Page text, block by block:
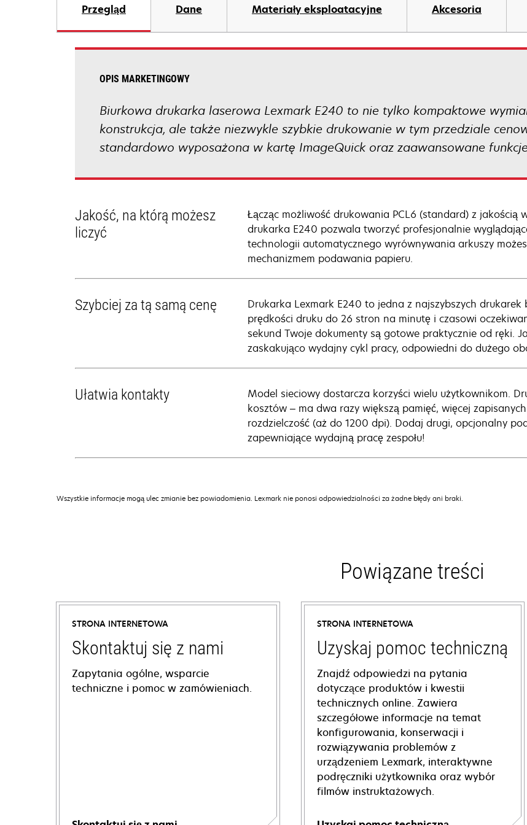
Przegląd Dane Materiały eksploatacyjne Akcesoria
OPIS MARKETINGOWY
Biurkowa drukarka laserowa Lexmark E240 to nie tylko kompaktowe
konstrukcja, ale także niezwykle szybkie drukowanie w tym przedziale
standardowo wyposażona w kartę ImageQuick oraz zaawansowane
Jakość, na którą możesz
liczyć
Łącząc możliwość drukowania PCL6 (standard) z jakością
drukarka E240 pozwala tworzyć profesjonalnie
technologii automatycznego wyrównywania arkuszy
mechanizmem podawania papieru.
Szybciej za tą samą cenę
Drukarka Lexmark E240 to jedna z najszybszych
prędkości druku do 26 stron na minutę i czasowi
sekund Twoje dokumenty są gotowe praktycznie od ręki.
zaskakująco wydajny cykl pracy, odpowiedni do dużego
Ułatwia kontakty
Model sieciowy dostarcza korzyści wielu użytkownikom.
kosztów – ma dwa razy większą pamięć, więcej
rozdzielczość (aż do 1200 dpi). Dodaj drugi, opcjonalny
zapewniające wydajną pracę zespołu!
Wszystkie informacje mogą ulec zmianie bez powiadomienia. Lexmark nie ponosi odpowiedzialności za żadne błędy ani braki.
Powiązane treści
STRONA INTERNETOWA
Skontaktuj się z nami
Zapytania ogólne, wsparcie
techniczne i pomoc w zamówieniach.
STRONA INTERNETOWA
Uzyskaj pomoc techniczną
Znajdź odpowiedzi na pytania
dotyczące produktów i kwestii
technicznych online. Zawiera
szczegółowe informacje na temat
konfigurowania, konserwacji i
rozwiązywania problemów z
urządzeniem Lexmark, interaktywne
podręczniki użytkownika oraz wybór
filmów instruktażowych.